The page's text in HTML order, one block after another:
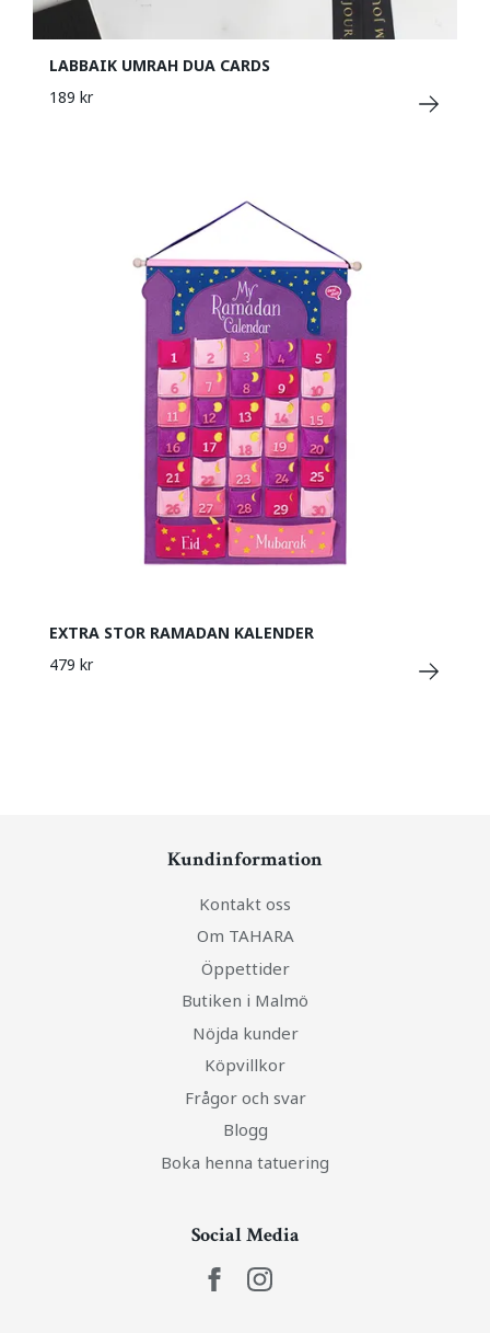
LABBAIK UMRAH DUA CARDS
189 kr
EXTRA STOR RAMADAN KALENDER
479 kr
Kundinformation
Kontakt oss
Om TAHARA
Öppettider
Butiken i Malmö
Nöjda kunder
Köpvillkor
Frågor och svar
Blogg
Boka henna tatuering
Social Media